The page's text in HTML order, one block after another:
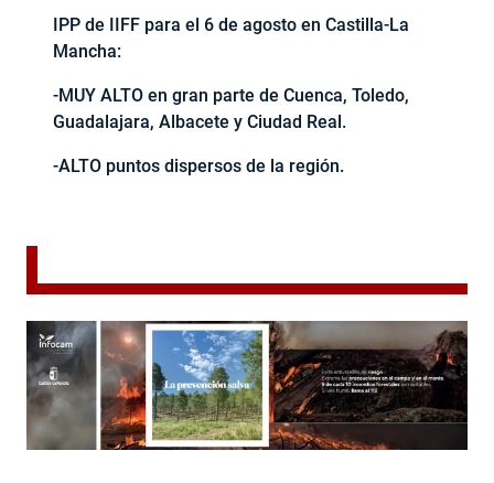
IPP de IIFF para el 6 de agosto en Castilla-La
Mancha:
-MUY ALTO en gran parte de Cuenca, Toledo,
Guadalajara, Albacete y Ciudad Real.
-ALTO puntos dispersos de la región.